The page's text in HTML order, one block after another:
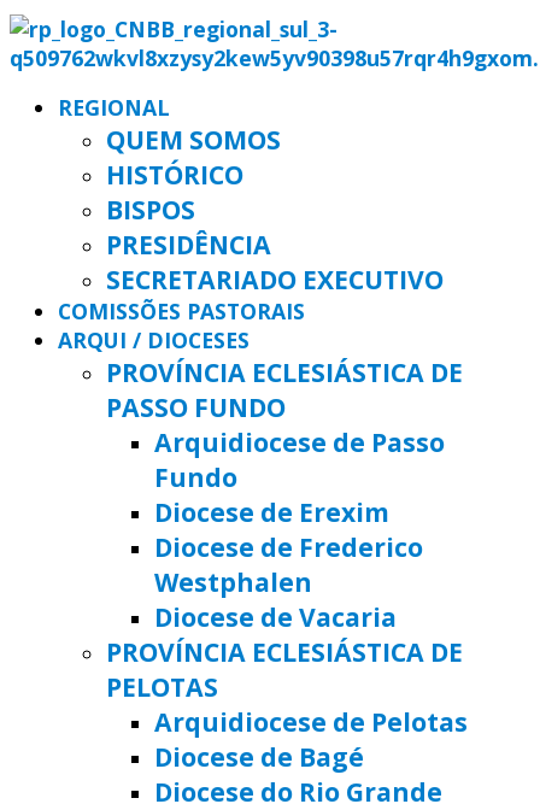
REGIONAL
QUEM SOMOS
HISTÓRICO
BISPOS
PRESIDÊNCIA
SECRETARIADO EXECUTIVO
COMISSÕES PASTORAIS
ARQUI / DIOCESES
PROVÍNCIA ECLESIÁSTICA DE
PASSO FUNDO
Arquidiocese de Passo
Fundo
Diocese de Erexim
Diocese de Frederico
Westphalen
Diocese de Vacaria
PROVÍNCIA ECLESIÁSTICA DE
PELOTAS
Arquidiocese de Pelotas
Diocese de Bagé
Diocese do Rio Grande